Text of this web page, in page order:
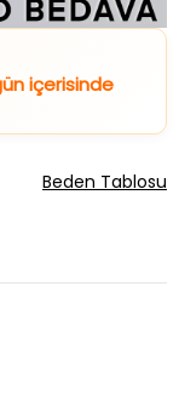
içerisinde
Beden Tablosu